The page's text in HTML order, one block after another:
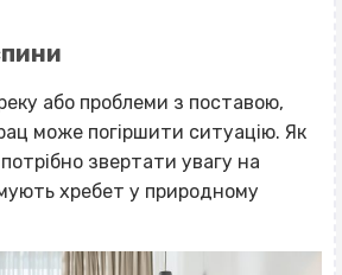
або проблеми з поставою,
може погіршити ситуацію. Як
звертати увагу на
хребет у природному